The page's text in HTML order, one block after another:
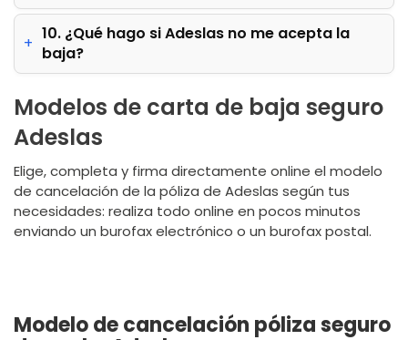
10. ¿Qué hago si Adeslas no me acepta la
baja?
Modelos de carta de baja seguro
Adeslas
Elige, completa y firma directamente online el modelo
de cancelación de la póliza de Adeslas según tus
necesidades: realiza todo online en pocos minutos
enviando un burofax electrónico o un burofax postal.
Modelo de cancelación póliza seguro